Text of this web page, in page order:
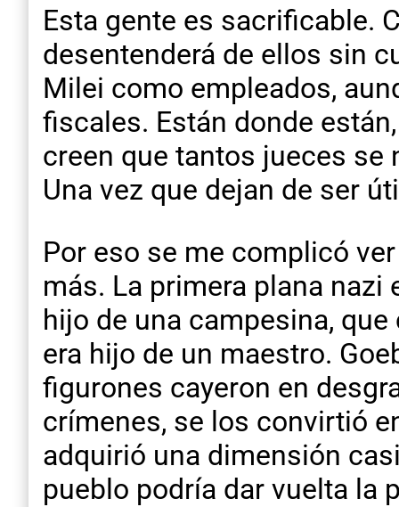
Esta gente es sacrificable.
desentenderá de ellos sin
Milei como empleados,
fiscales. Están donde
creen que tantos jueces se
Una vez que dejan de ser
Por eso se me complicó
más. La primera plana nazi
hijo de una campesina,
era hijo de un maestro.
figurones cayeron en
crímenes, se los convirtió
adquirió una dimensión
pueblo podría dar vuelta la